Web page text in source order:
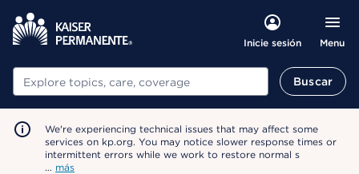
Inicie sesión Menu
Buscar Buscar
We're experiencing technical issues that may affect some
services on kp.org. You may notice slower response times or
intermittent errors while we work to restore normal s
… más